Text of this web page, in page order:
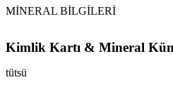
MİNERAL BİLGİLERİ
Kimlik Kartı & Mineral
tütsü